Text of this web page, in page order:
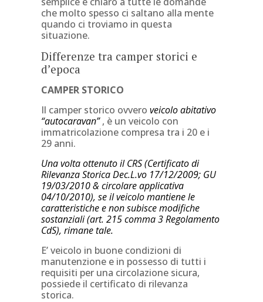
che molto spesso ci saltano alla mente
quando ci troviamo in questa
situazione.
Differenze tra camper storici e
d’epoca
CAMPER STORICO
Il camper storico ovvero veicolo abitativo
“autocaravan”, è un veicolo con
immatricolazione compresa tra i 20 e i
29 anni.
Una volta ottenuto il CRS (Certificato di
Rilevanza Storica Dec.L.vo 17/12/2009; GU
19/03/2010 & circolare applicativa
04/10/2010), se il veicolo mantiene le
caratteristiche e non subisce modifiche
sostanziali (art. 215 comma 3 Regolamento
CdS), rimane tale.
E’ veicolo in buone condizioni di
manutenzione e in possesso di tutti i
requisiti per una circolazione sicura,
possiede il certificato di rilevanza
storica.